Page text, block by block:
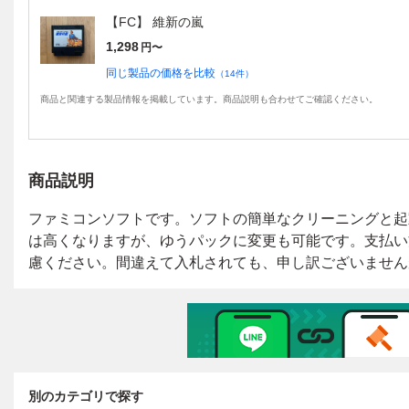
【FC】 維新の嵐
1,298 円〜
同じ製品の価格を比較 （14件）
商品と関連する製品情報を掲載しています。商品説明も合わせてご確認ください。
商品説明
別のカテゴリで探す